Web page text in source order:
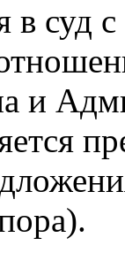
суд
и